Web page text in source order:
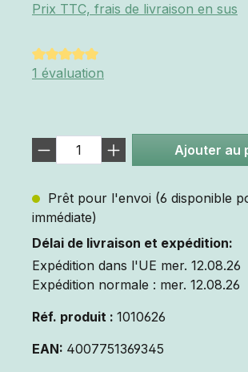
Prix TTC, frais de livraison en sus
Note moyenne de 5 sur 5 étoiles
1 évaluation
Ajouter au
Prêt pour l'envoi (6 disponible
immédiate)
Délai de livraison et expédition:
Expédition dans l'UE mer. 12.08.26
Expédition normale : mer. 12.08.26
Réf. produit : 1010626
EAN: 4007751369345